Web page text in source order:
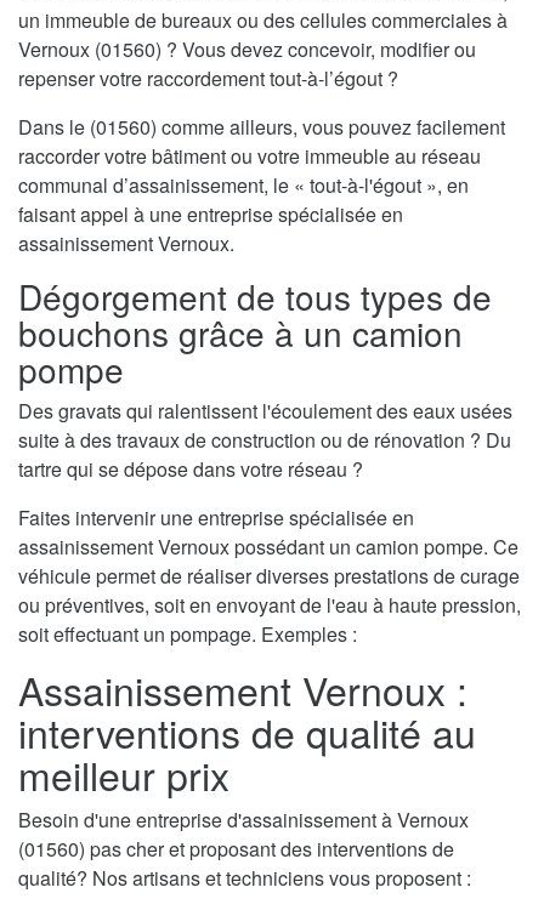
un immeuble de bureaux ou des cellules commerciales à
Vernoux (01560) ? Vous devez concevoir, modifier ou
repenser votre raccordement tout-à-l’égout ?
Dans le (01560) comme ailleurs, vous pouvez facilement
raccorder votre bâtiment ou votre immeuble au réseau
communal d’assainissement, le « tout-à-l'égout », en
faisant appel à une entreprise spécialisée en
assainissement Vernoux.
Dégorgement de tous types de
bouchons grâce à un camion
pompe
Des gravats qui ralentissent l'écoulement des eaux usées
suite à des travaux de construction ou de rénovation ? Du
tartre qui se dépose dans votre réseau ?
Faites intervenir une entreprise spécialisée en
assainissement Vernoux possédant un camion pompe. Ce
véhicule permet de réaliser diverses prestations de curage
ou préventives, soit en envoyant de l'eau à haute pression,
soit effectuant un pompage. Exemples :
Assainissement Vernoux :
interventions de qualité au
meilleur prix
Besoin d'une entreprise d'assainissement à Vernoux
(01560) pas cher et proposant des interventions de
qualité? Nos artisans et techniciens vous proposent :